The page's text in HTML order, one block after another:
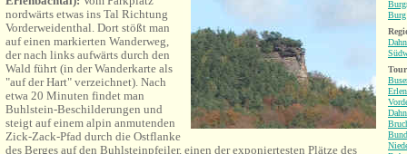
nordwärts etwas ins Tal Richtung
Vorderweidenthal. Dort stößt man
auf einen markierten Wanderweg,
der nach links aufwärts durch den
Wald führt (in der Wanderkarte als
"auf der Hart" verzeichnet). Nach
etwa 20 Minuten findet man
Buhlstein-Beschilderungen und
steigt auf einem alpin anmutenden
Zick-Zack-Pfad durch die Ostflanke
des Berges auf den Buhlsteinpfeiler, einen der exponiertesten Plätze des
Dahn